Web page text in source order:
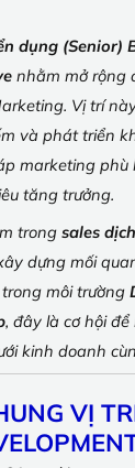
dụng (Senior)
nhằm mở rộng
Vị trí
và phát triển
marketing phù
tăng trưởng.
trong sales
dựng mối
môi trường
, đây là cơ hội
kinh doanh
VỊ